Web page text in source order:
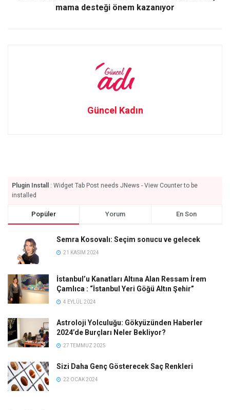
mama desteği önem kazanıyor
Güncel Kadın
Plugin Install
: Widget Tab Post needs JNews - View Counter to be
installed
Popüler Yorum En Son
Semra Kosovalı: Seçim sonucu ve gelecek
21 KASIM 2024
İstanbul’u Kanatları Altına Alan Ressam İrem
Çamlıca : “İstanbul Yeri Göğü Altın Şehir”
4 EYLÜL 2024
Astroloji Yolculuğu: Gökyüzünden Haberler
2024’de Burçları Neler Bekliyor?
27 TEMMUZ 2025
Sizi Daha Genç Gösterecek Saç Renkleri
22 OCAK 2024